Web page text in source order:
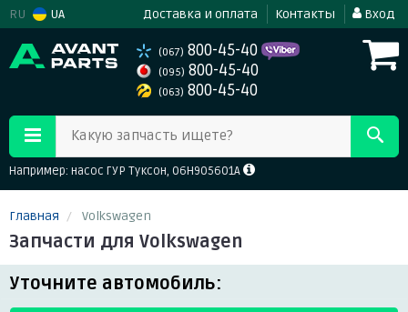
RU UA Доставка и оплата Контакты Вход
(067) 800-45-40
(095) 800-45-40
(063) 800-45-40
Какую запчасть ищете?
Например: насос ГУР Туксон, 06H905601A
Главная Volkswagen
Запчасти для Volkswagen
Уточните автомобиль: